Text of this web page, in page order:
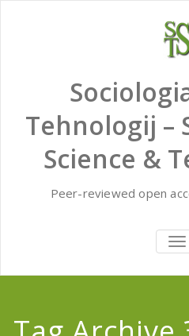
Tehnologij –
Science &
Peer-reviewed open